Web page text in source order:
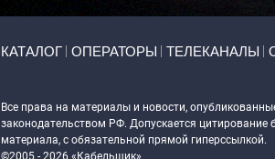
КАТАЛОГ ОПЕРАТОРЫ ТЕЛЕКАНАЛЫ
Все права на материалы и новости,
законодательством РФ. Допускается цитирование
материала, с обязательной прямой гиперссылкой.
©2005 - 2026 «Кабельщик»